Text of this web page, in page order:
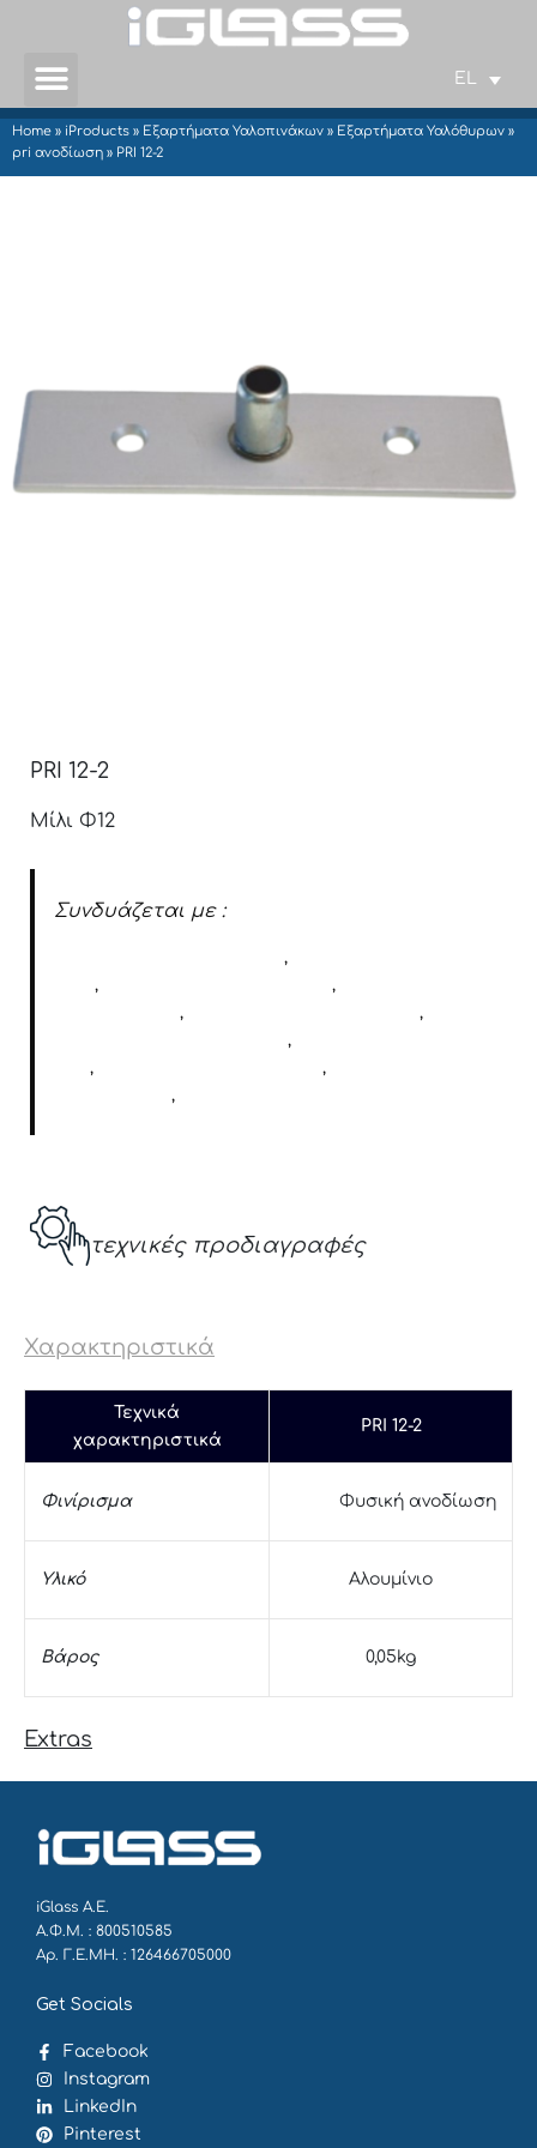
EL
Home » iProducts » Εξαρτήματα Υαλοπινάκων » Εξαρτήματα Υαλόθυρων »
pri ανοδίωση » PRI 12-2
PRI 12-2
Μίλι Φ12
Συνδυάζεται με :
,
, ,
,
,
,
, ,
,
τεχνικές προδιαγραφές
Χαρακτηριστικά
Τεχνικά
χαρακτηριστικά
PRI 12-2
Φινίρισμα Φυσική ανοδίωση
Υλικό Αλουμίνιο
Βάρος 0,05kg
Extras
iGlass Α.Ε.
Α.Φ.Μ. : 800510585
Αρ. Γ.Ε.ΜΗ. : 126466705000
Get Socials
Facebook
Instagram
LinkedIn
Pinterest